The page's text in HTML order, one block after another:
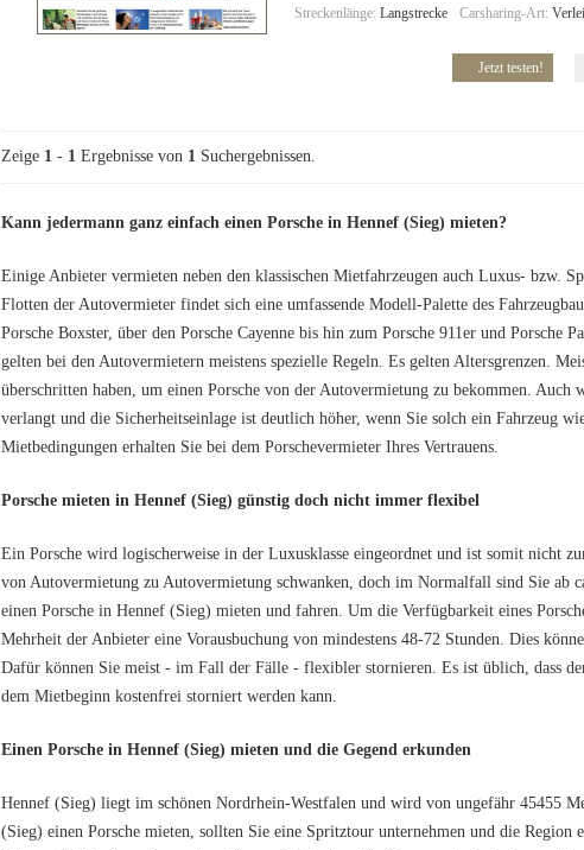
Streckenlänge: Langstrecke Carsharing-Art:
Jetzt testen!
Zeige 1 - 1 Ergebnisse von 1 Suchergebnissen.
Kann jedermann ganz einfach einen Porsche in Hennef (Sieg) mieten?
Einige Anbieter vermieten neben den klassischen Mietfahrzeugen auch Luxus- bzw.
Flotten der Autovermieter findet sich eine umfassende Modell-Palette des
Porsche Boxster, über den Porsche Cayenne bis hin zum Porsche 911er und Porsche
gelten bei den Autovermietern meistens spezielle Regeln. Es gelten Altersgrenzen.
überschritten haben, um einen Porsche von der Autovermietung zu bekommen. Auch
verlangt und die Sicherheitseinlage ist deutlich höher, wenn Sie solch ein Fahrzeug
Mietbedingungen erhalten Sie bei dem Porschevermieter Ihres Vertrauens.
Porsche mieten in Hennef (Sieg) günstig doch nicht immer flexibel
Ein Porsche wird logischerweise in der Luxusklasse eingeordnet und ist somit nicht
von Autovermietung zu Autovermietung schwanken, doch im Normalfall sind Sie ab
einen Porsche in Hennef (Sieg) mieten und fahren. Um die Verfügbarkeit eines
Mehrheit der Anbieter eine Vorausbuchung von mindestens 48-72 Stunden. Dies
Dafür können Sie meist - im Fall der Fälle - flexibler stornieren. Es ist üblich, dass
dem Mietbeginn kostenfrei storniert werden kann.
Einen Porsche in Hennef (Sieg) mieten und die Gegend erkunden
Hennef (Sieg) liegt im schönen Nordrhein-Westfalen und wird von ungefähr 45455
(Sieg) einen Porsche mieten, sollten Sie eine Spritztour unternehmen und die Region